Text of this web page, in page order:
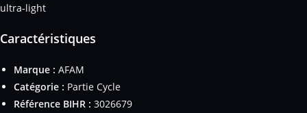
ultra-light
Caractéristiques
Marque : AFAM
Catégorie : Partie Cycle
Référence BIHR : 3026679